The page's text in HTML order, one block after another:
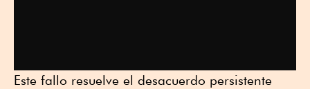
Este fallo resuelve el desacuerdo persistente